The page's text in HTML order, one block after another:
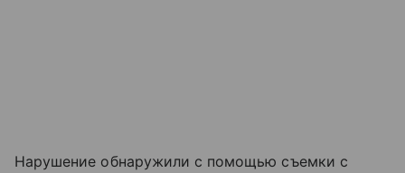
Нарушение обнаружили с помощью съемки с